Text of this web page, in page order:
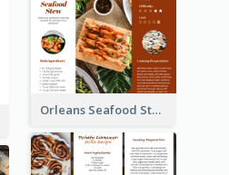
Orleans Seafood Stew Recipe Card